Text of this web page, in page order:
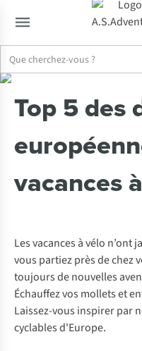
Top 5 des
vacances
Les vacances à vélo n’ont
vous partiez près de chez
toujours de nouvelles
Échauffez vos mollets et
Laissez-vous inspirer par
cyclables d'Europe.